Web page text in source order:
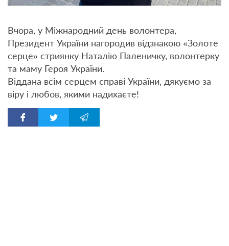
Вчора, у Міжнародний день волонтера,
Президент України нагородив відзнакою «Золоте
серце» стриянку Наталію Паленичку, волонтерку
та маму Героя України.
Віддана всім серцем справі України, дякуємо за
віру і любов, якими надихаєте!